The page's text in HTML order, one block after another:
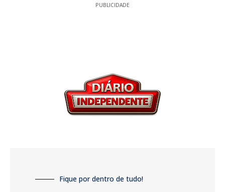
PUBLICIDADE
Fique por dentro de tudo!